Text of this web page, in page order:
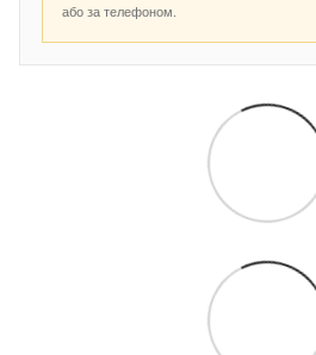
або за телефоном.